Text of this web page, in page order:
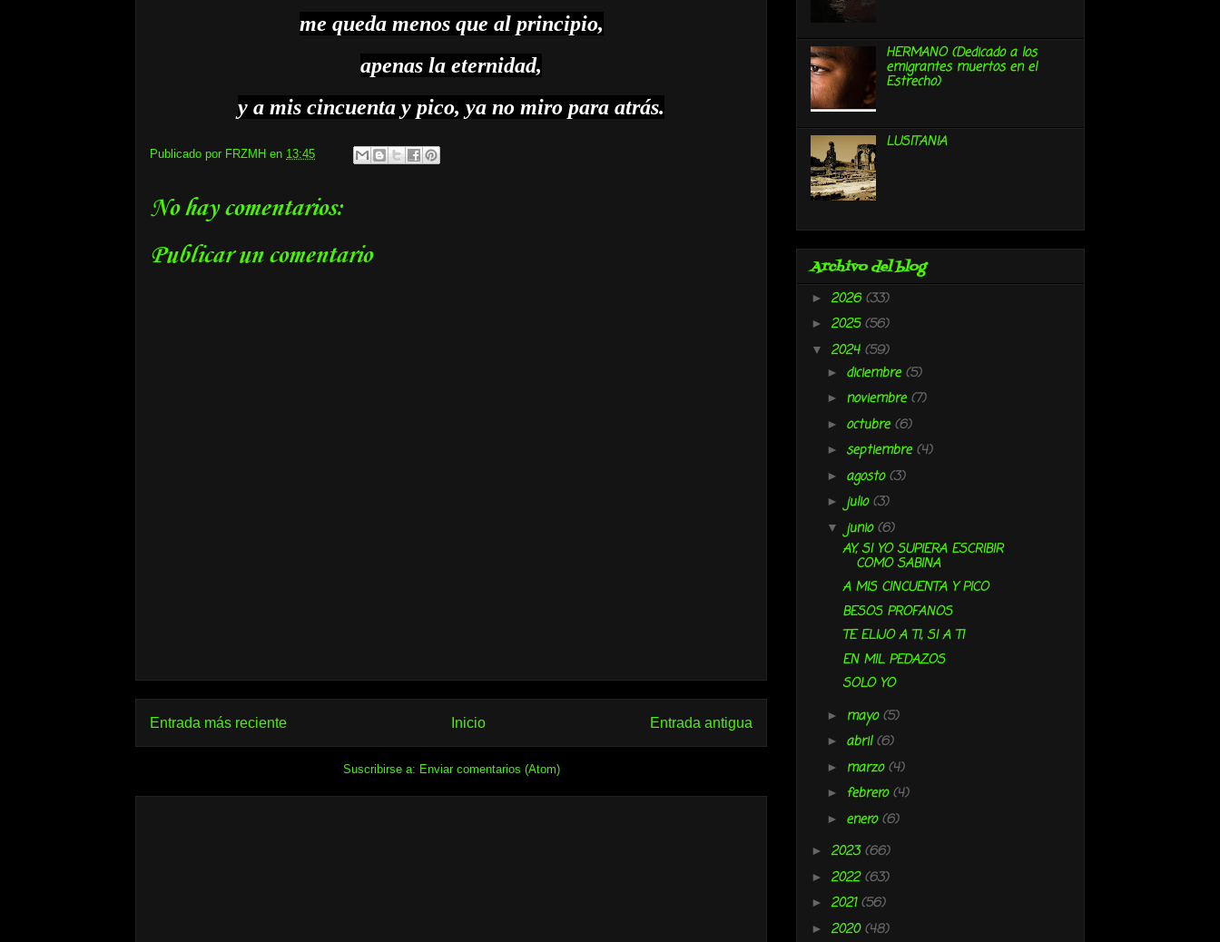
me queda menos que al principio,
apenas la eternidad,
y a mis cincuenta y pico, ya no miro para atrás.
Publicado por FRZMH en 13:45
No hay comentarios:
Publicar un comentario
Entrada más reciente Entrada antigua
Inicio
Suscribirse a: Enviar comentarios (Atom)
HERMANO (Dedicado a los
emigrantes muertos en el
Estrecho)
LUSITANIA
Archivo del blog
► 2026 (33)
► 2025(56)
▼ 2024 (59)
► diciembre (5)
► noviembre (7)
► octubre (6)
► septiembre (4)
► agosto(3)
► julio(3)
▼ junio(6)
AY, SI YO SUPIERA ESCRIBIR
COMO SABINA
A MIS CINCUENTA Y PICO
BESOS PROFANOS
TE ELIJO A TI, SI A TI
EN MIL PEDAZOS
SOLO YO
► mayo(5)
► abril(6)
► marzo(4)
► febrero(4)
► enero(6)
► 2023(66)
► 2022(63)
► 2021(56)
► 2020(48)